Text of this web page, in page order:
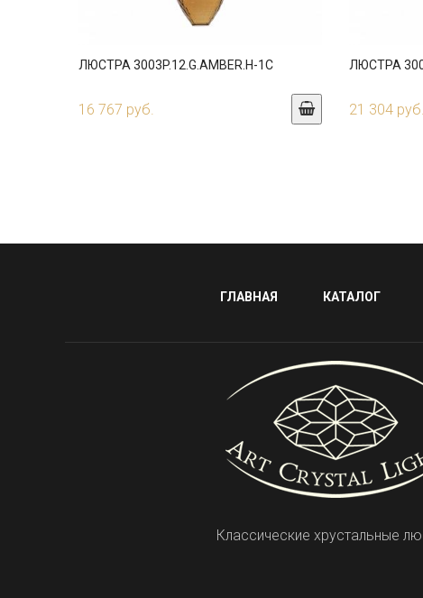
ЛЮСТРА 3003P.12.G.AMBER.H-1C
16 767 руб.
ЛЮСТРА
21 304 руб.
ГЛАВНАЯ КАТАЛОГ
Классические хрустальные